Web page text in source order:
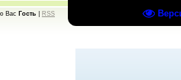
Вас Гость
RSS